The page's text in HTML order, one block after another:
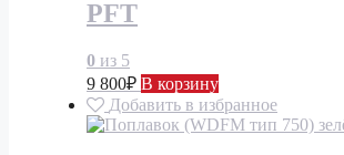
PFT
0 из 5
9 800₽ В корзину
Добавить в избранное